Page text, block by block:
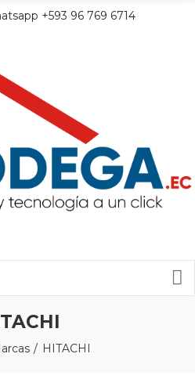
+593 96 769 6714
HITACHI